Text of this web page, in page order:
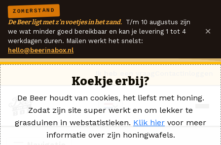
ZOMERSTAND
De Beer ligt met z'n voetjes in het zand. T/m 10 augustus zijn
we wat minder goed bereikbaar en kan je levering 1 tot 4
werkdagen duren. Mailen werkt het snelst:
hello@beerinabox.nl
×
Koekje erbij?
De Beer houdt van cookies, het liefst met honing.
Zodat zijn site super werkt en om lekker te
grasduinen in webstatistieken. Klik hier voor meer
informatie over zijn honingwafels.